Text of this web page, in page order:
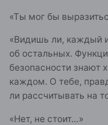
«Ты мог бы
«Видишь ли, каждый
об остальных.
безопасности знают
каждом. О тебе,
ли рассчитывать на
«Нет, не стоит…»